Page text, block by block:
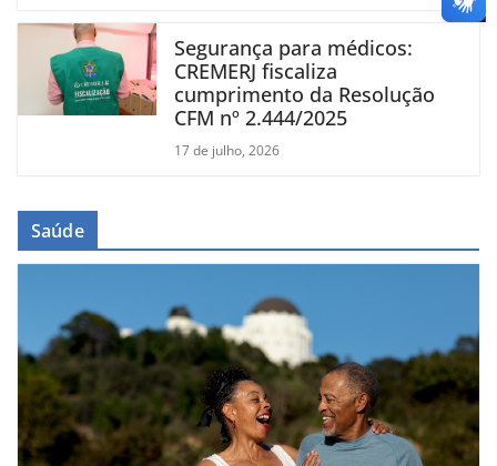
Segurança para médicos:
CREMERJ fiscaliza
cumprimento da Resolução
CFM nº 2.444/2025
17 de julho, 2026
Saúde